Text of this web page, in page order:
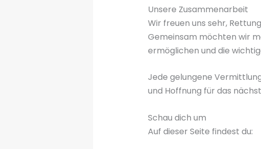
Unsere Zusammenarbeit
Wir freuen uns sehr,
Gemeinsam möchten wir
ermöglichen und die
Jede gelungene
und Hoffnung für das
Schau dich um
Auf dieser Seite findest du: